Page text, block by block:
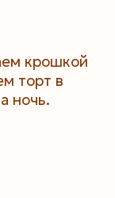
крошкой
торт в
ночь.